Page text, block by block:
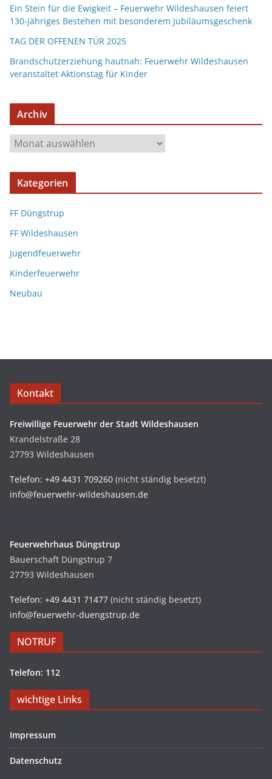
Ein Stein für die Ewigkeit – Feuerwehr Wildeshausen feiert
130-jähriges Bestehen mit besonderem Jubiläumsgeschenk
TAG DER OFFENEN TÜR 2025
Brandschutzerziehung hautnah: Feuerwehr Wildeshausen
veranstaltet Aktionstag für Kinder
Archiv
Kategorien
FF Düngstrup
FF Wildeshausen
Jugendfeuerwehr
Kinderfeuerwehr
Neubau
Kontakt
Freiwillige Feuerwehr der Stadt Wildeshausen
Krandelstraße 28
27793 Wildeshausen
Telefon: +49 4431 709260 (nicht ständig besetzt)
info@feuerwehr-wildeshausen.de
Feuerwehrhaus Düngstrup
Bauerschaft Düngstrup 7
27793 Wildeshausen
Telefon: +49 4431 71477 (nicht ständig besetzt)
info@feuerwehr-duengstrup.de
NOTRUF
Telefon: 112
wichtige Links
Impressum
Datenschutz